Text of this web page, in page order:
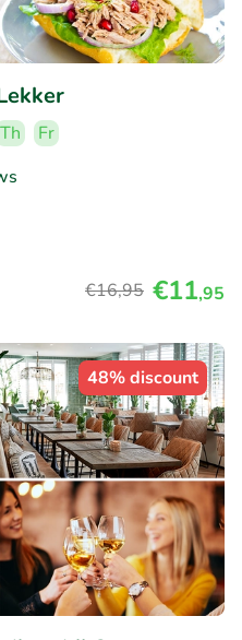
Th
Fr
€16,95 €11,95
48% discount